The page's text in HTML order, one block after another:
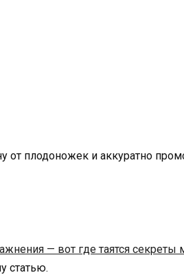
от плодоножек и аккуратно
— вот где таятся секреты
статью.